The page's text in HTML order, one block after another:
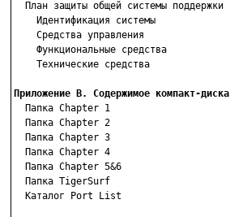
  План защиты общей системы поддержки
    Идентификация системы
    Средства управления
    Функциональные средства
    Технические средства
Приложение В. Содержимое компакт-диска
Папка Chapter 1
  Папка Chapter 2
  Папка Chapter 3
  Папка Chapter 4
  Папка Chapter 5&6
  Папка TigerSurf
  Каталог Port List